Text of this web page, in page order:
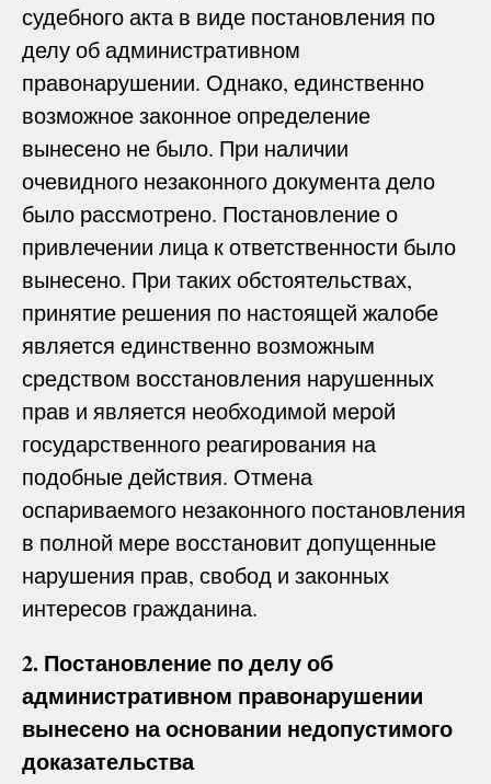
судебного акта в виде постановления по
делу об административном
правонарушении. Однако, единственно
возможное законное определение
вынесено не было. При наличии
очевидного незаконного документа дело
было рассмотрено. Постановление о
привлечении лица к ответственности было
вынесено. При таких обстоятельствах,
принятие решения по настоящей жалобе
является единственно возможным
средством восстановления нарушенных
прав и является необходимой мерой
государственного реагирования на
подобные действия. Отмена
оспариваемого незаконного постановления
в полной мере восстановит допущенные
нарушения прав, свобод и законных
интересов гражданина.
2. Постановление по делу об
административном правонарушении
вынесено на основании недопустимого
доказательства